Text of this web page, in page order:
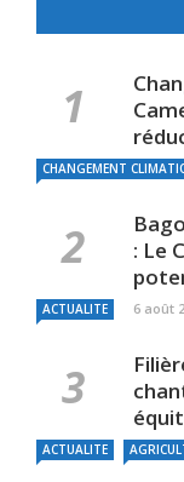
CHANGEMENT
: Le
ACTUALITE 6 août
ACTUALITE